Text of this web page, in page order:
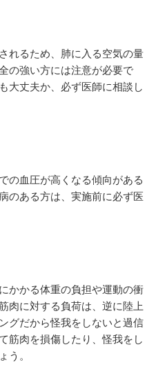
れるため、肺に入る空気の量
の強い方には注意が必要で
大丈夫か、必ず医師に相談し
の血圧が高くなる傾向がある
のある方は、実施前に必ず医
かかる体重の負担や運動の衝
肉に対する負荷は、逆に陸上
グだから怪我をしないと過信
筋肉を損傷したり、怪我をし
う。